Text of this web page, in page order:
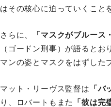
はその核心に迫っていくこと
さらに、 「マスクがブルース
（ゴードン刑事）が語ると
マンの姿とマスクをはずした
マット・リーヴス監督は 「バ
り、ロバートもまた
「彼は完